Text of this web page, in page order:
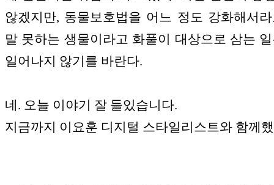
않겠지만, 동물보호법을 어느 정도 강화해서
말 못하는 생물이라고 화풀이 대상으로 삼는
일어나지 않기를 바란다.
네. 오늘 이야기 잘 들있습니다.
지금까지 이요훈 디지털 스타일리스트와 함께